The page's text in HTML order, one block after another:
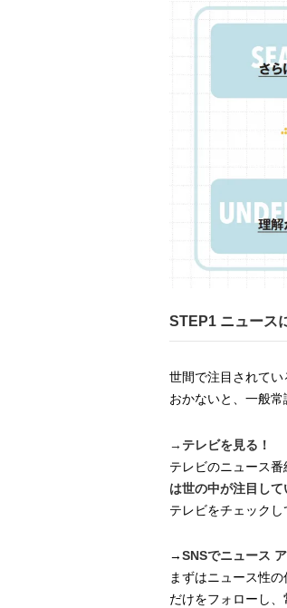
STEP1 ニュース
世間で注目されて
おかないと、一般常
→テレビを見る！
テレビのニュース
は世の中が注目して
テレビをチェックし
→SNSでニュース
まずはニュース性
だけをフォローし、